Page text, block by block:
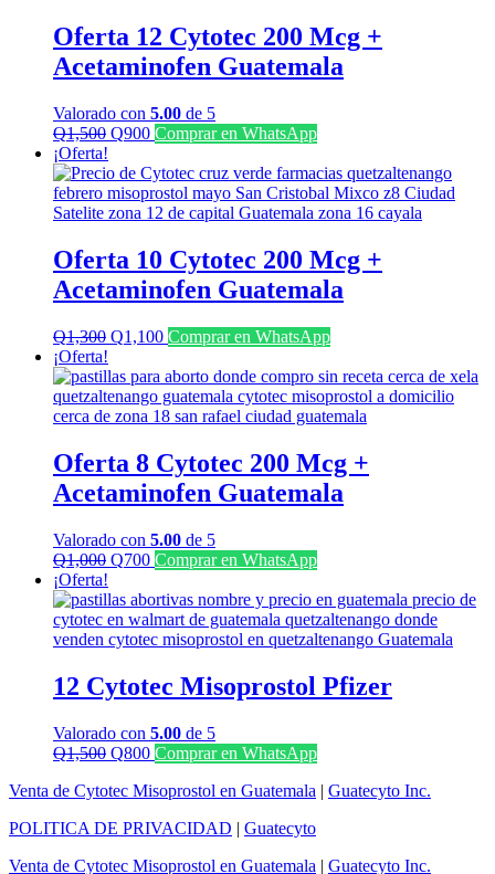
Oferta 12 Cytotec 200 Mcg +
Acetaminofen Guatemala
Valorado con 5.00 de 5
Q1,500 El
original
era:
Q1,500.
Q900El
actual
es:
Q900.
Comprar en WhatsApp
¡Oferta!
Oferta 10 Cytotec 200 Mcg +
Acetaminofen Guatemala
Q1,300 El
original
era:
Q1,300.
Q1,100El
actual
es:
Q1,100.
Comprar en WhatsApp
¡Oferta!
Oferta 8 Cytotec 200 Mcg +
Acetaminofen Guatemala
Valorado con 5.00 de 5
Q1,000 El
original
era:
Q1,000.
Q700El
actual
es:
Q700.
Comprar en WhatsApp
¡Oferta!
12 Cytotec Misoprostol Pfizer
Valorado con 5.00 de 5
Q1,500 El
original
Q1,500.
Q800El
actual
Q800.
Comprar en WhatsApp
Venta de Cytotec Misoprostol en Guatemala | Guatecyto Inc.
POLITICA DE PRIVACIDAD | Guatecyto
Venta de Cytotec Misoprostol en Guatemala | Guatecyto Inc.